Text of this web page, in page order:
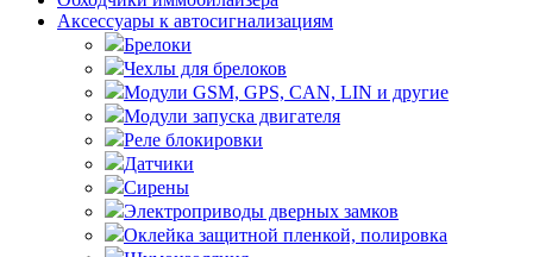
Аксессуары к автосигнализациям
Брелоки
Чехлы для брелоков
Модули GSM, GPS, CAN, LIN и другие
Модули запуска двигателя
Реле блокировки
Датчики
Сирены
Электроприводы дверных замков
Оклейка защитной пленкой, полировка